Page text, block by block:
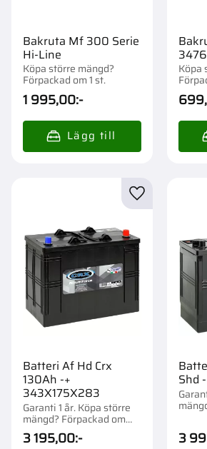
Bakruta Mf 300 Serie
Hi-Line
Köpa större mängd?
Förpackad om 1 st.
1 995,00:-
Köpa
Batteri Af Hd Crx
130Ah -+
343X175X283
Garanti 1 år. Köpa större
mängd? Förpackad om
1/24 st.
3 195,00:-
Lägg till i
Batteri
Shd
1/24 st.
3